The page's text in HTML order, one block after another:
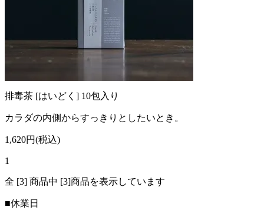
排毒茶 [はいどく] 10包入り
カラダの内側からすっきりとしたいとき。
1,620円(税込)
1
全 [3] 商品中 [3]商品を表示しています
■休業日